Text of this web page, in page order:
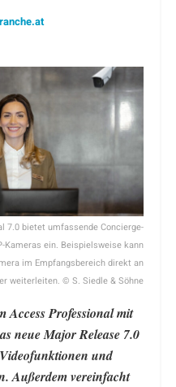
7.0 bietet umfassende Concierge-
Kameras ein. Beispielsweise kann
im Empfangsbereich direkt an
weiterleiten. © S. Siedle & Söhne
Access Professional mit
neue Major Release 7.0
und
Außerdem vereinfacht